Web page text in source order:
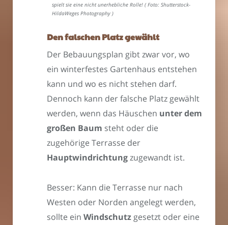
spielt sie eine nicht unerhebliche Rolle! ( Foto: Shutterstock-
HildaWeges Photography )
Den falschen Platz gewählt
Der Bebauungsplan gibt zwar vor, wo
ein winterfestes Gartenhaus entstehen
kann und wo es nicht stehen darf.
Dennoch kann der falsche Platz gewählt
werden, wenn das Häuschen unter dem
großen Baum steht oder die
zugehörige Terrasse der
Hauptwindrichtungzugewandt ist.
Besser: Kann die Terrasse nur nach
Westen oder Norden angelegt werden,
sollte ein Windschutz gesetzt oder eine